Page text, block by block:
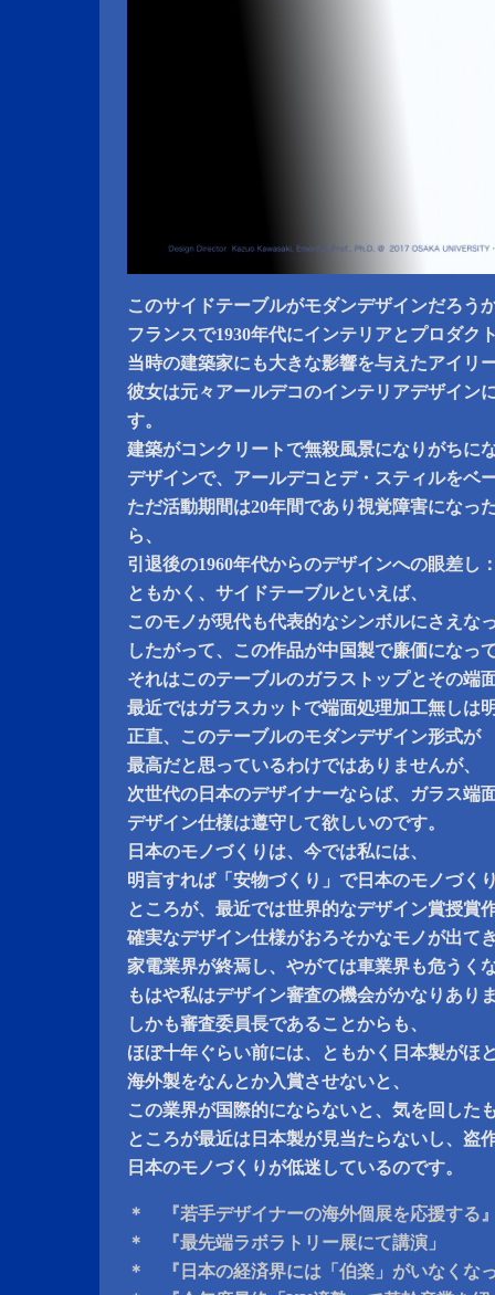
このサイドテーブルがモダンデザインだろう
フランスで1930年代にインテリアとプロダク
当時の建築家にも大きな影響を与えたアイリ
彼女は元々アールデコのインテリアデザイン
す。
建築がコンクリートで無殺風景になりがちに
デザインで、アールデコとデ・スティルをベ
ただ活動期間は20年間であり視覚障害になっ
ら、
引退後の1960年代からのデザインへの眼差し
ともかく、サイドテーブルといえば、
このモノが現代も代表的なシンボルにさえな
したがって、この作品が中国製で廉価になっ
それはこのテーブルのガラストップとその端
最近ではガラスカットで端面処理加工無しは
正直、このテーブルのモダンデザイン形式が
最高だと思っているわけではありませんが、
次世代の日本のデザイナーならば、ガラス端
デザイン仕様は遵守して欲しいのです。
日本のモノづくりは、今では私には、
明言すれば「安物づくり」で日本のモノづく
ところが、最近では世界的なデザイン賞授賞
確実なデザイン仕様がおろそかなモノが出て
家電業界が終焉し、やがては車業界も危うく
もはや私はデザイン審査の機会がかなりあり
しかも審査委員長であることからも、
ほぼ十年ぐらい前には、ともかく日本製がほ
海外製をなんとか入賞させないと、
この業界が国際的にならないと、気を回した
ところが最近は日本製が見当たらないし、盗
日本のモノづくりが低迷しているのです。
＊ 『若手デザイナーの海外個展を応援する
＊ 『最先端ラボラトリー展にて講演」
＊ 『日本の経済界には「伯楽」がいなくな